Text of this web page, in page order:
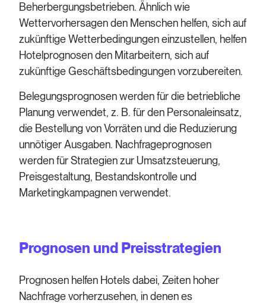
Beherbergungsbetrieben. Ähnlich wie
Wettervorhersagen den Menschen helfen, sich auf
zukünftige Wetterbedingungen einzustellen, helfen
Hotelprognosen den Mitarbeitern, sich auf
zukünftige Geschäftsbedingungen vorzubereiten.
Belegungsprognosen werden für die betriebliche
Planung verwendet, z. B. für den Personaleinsatz,
die Bestellung von Vorräten und die Reduzierung
unnötiger Ausgaben. Nachfrageprognosen
werden für Strategien zur Umsatzsteuerung,
Preisgestaltung, Bestandskontrolle und
Marketingkampagnen verwendet.
Prognosen und Preisstrategien
Prognosen helfen Hotels dabei, Zeiten hoher
Nachfrage vorherzusehen, in denen es